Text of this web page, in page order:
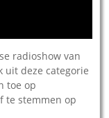
radioshow van
uit deze categorie
toe op
te stemmen op